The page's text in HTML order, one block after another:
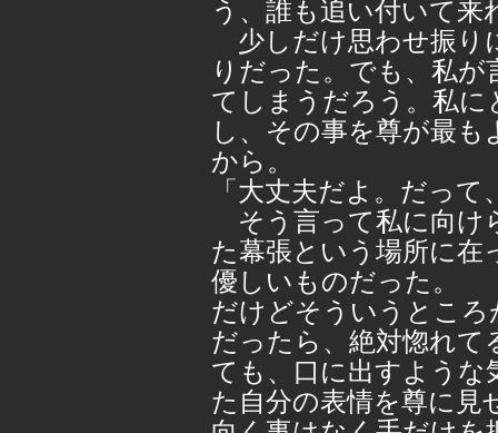
う、誰も追い付いて
少しだけ思わせ振り
りだった。でも、私
てしまうだろう。私
し、その事を尊が最
から。
「大丈夫だよ。だっ
そう言って私に向け
た幕張という場所に
優しいものだった。
だけどそういうとこ
だったら、絶対惚れ
ても、口に出すよう
た自分の表情を尊に見